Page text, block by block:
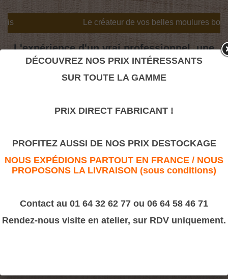
L'expérience d'un vrai professionnel, une
valeur sûre.
Moulures Bâtiment> Cymaise
DÉCOUVREZ NOS PRIX INTÉRESSANTS
SUR TOUTE LA GAMME
PRIX DIRECT FABRICANT !
PROFITEZ AUSSI DE NOS PRIX DESTOCKAGE
NOUS EXPÉDIONS PARTOUT EN FRANCE / NOUS
PROPOSONS LA LIVRAISON (sous conditions)
Contact au 01 64 32 62 77 ou 06 64 58 46 71
Rendez-nous visite en atelier, sur RDV uniquement.